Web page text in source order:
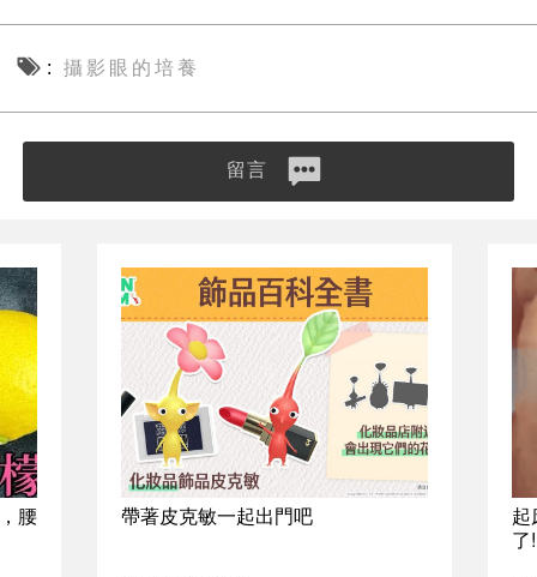
攝影眼的培養
留言
腰 帶著皮克敏一起出門吧
起
了